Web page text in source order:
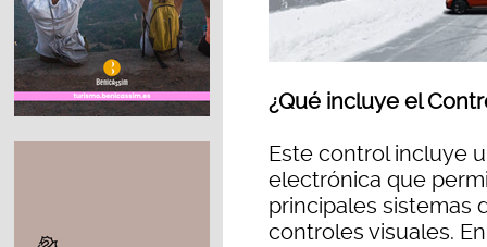
¿Qué incluye el
Este control incluye
electrónica que
principales sistemas
controles visuales.